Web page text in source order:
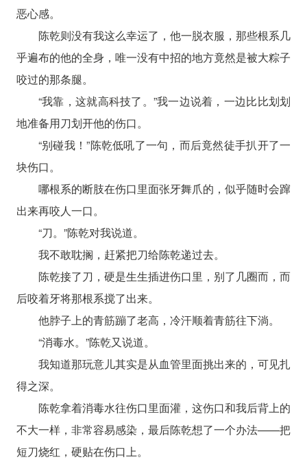
恶心感。
陈乾则没有我这么幸运了，他一脱衣服，那些根系几
乎遍布的他的全身，唯一没有中招的地方竟然是被大粽子
咬过的那条腿。
“我靠，这就高科技了。”我一边说着，一边比比划划
地准备用刀划开他的伤口。
“别碰我！”陈乾低吼了一句，而后竟然徒手扒开了一
块伤口。
哪根系的断肢在伤口里面张牙舞爪的，似乎随时会蹿
出来再咬人一口。
“刀。”陈乾对我说道。
我不敢耽搁，赶紧把刀给陈乾递过去。
陈乾接了刀，硬是生生插进伤口里，别了几圈而，而
后咬着牙将那根系搅了出来。
他脖子上的青筋蹦了老高，冷汗顺着青筋往下淌。
“消毒水。”陈乾又说道。
我知道那玩意儿其实是从血管里面挑出来的，可见扎
得之深。
陈乾拿着消毒水往伤口里面灌，这伤口和我后背上的
不大一样，非常容易感染，最后陈乾想了一个办法——把
短刀烧红，硬贴在伤口上。